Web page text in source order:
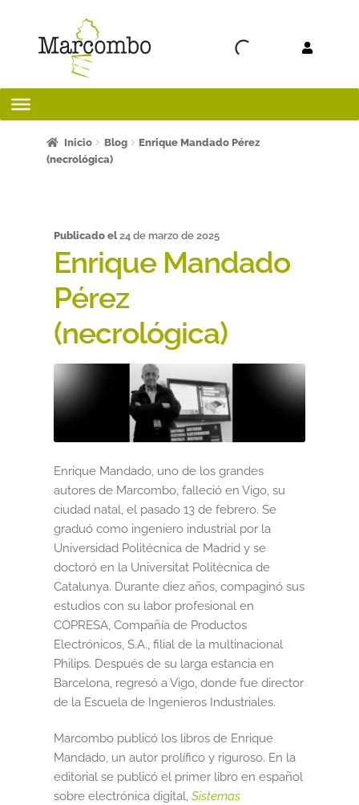
navegación
contenido
ART FRIDAY 2025
Artículos del blog
AVISO LEGAL
Black Friday 2025
Categorías
CONDICIONES DE COMPRA
Contenido gratuito
Content restricted
Distribuidores
Informática
La empresa
Inicio Blog
Enrique Mandado Pérez
(necrológica)
Publicado el 24 de marzo de 2025
Enrique Mandado
Pérez
(necrológica)
Enrique Mandado, uno de los grandes
autores de Marcombo, falleció en Vigo, su
ciudad natal, el pasado 13 de febrero. Se
graduó como ingeniero industrial por la
Universidad Politécnica de Madrid y se
doctoró en la Universitat Politècnica de
Catalunya. Durante diez años, compaginó sus
estudios con su labor profesional en
COPRESA, Compañía de Productos
Electrónicos, S.A., filial de la multinacional
Philips. Después de su larga estancia en
Barcelona, regresó a Vigo, donde fue director
de la Escuela de Ingenieros Industriales.
Marcombo publicó los libros de Enrique
Mandado, un autor prolífico y riguroso. En la
editorial se publicó el primer libro en español
sobre electrónica digital,Sistemas